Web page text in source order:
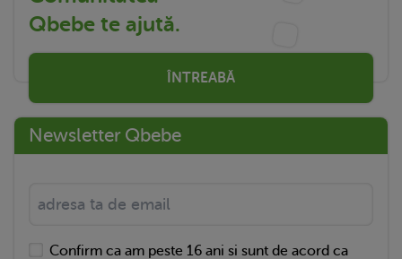
Qbebe te ajută.
ÎNTREABĂ
Newsletter Qbebe
Confirm ca am peste 16 ani si sunt de acord ca